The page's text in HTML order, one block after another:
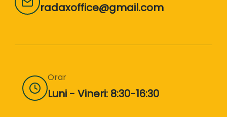
radaxoffice@gmail.com
Orar
Luni - Vineri: 8:30-16:30